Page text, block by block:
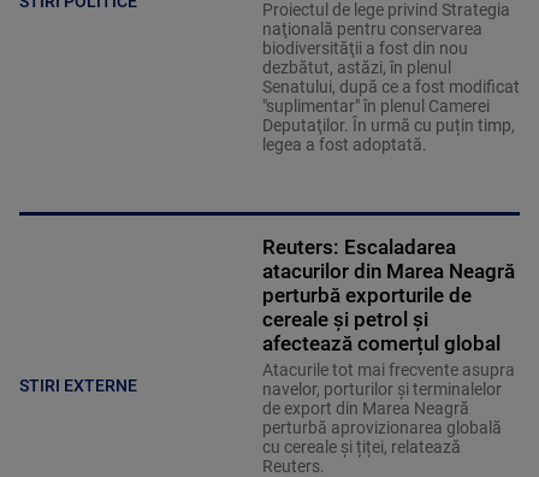
Proiectul de lege privind Strategia
naţională pentru conservarea
biodiversităţii a fost din nou
dezbătut, astăzi, în plenul
Senatului, după ce a fost modificat
"suplimentar" în plenul Camerei
Deputaţilor. În urmă cu puțin timp,
legea a fost adoptată.
STIRI EXTERNE
Reuters: Escaladarea
atacurilor din Marea Neagră
perturbă exporturile de
cereale și petrol și
afectează comerțul global
Atacurile tot mai frecvente asupra
navelor, porturilor și terminalelor
de export din Marea Neagră
perturbă aprovizionarea globală
cu cereale și țiței, relatează
Reuters.